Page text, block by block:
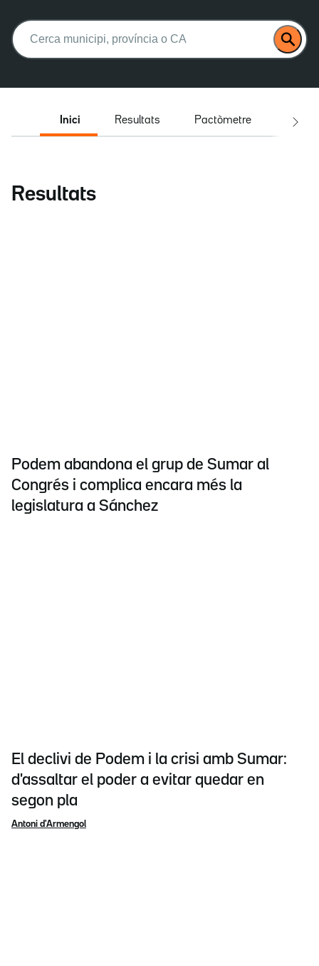
Buscar:
Inici Resultats Pactòmetre
Resultats
Podem abandona el grup de Sumar al
Congrés i complica encara més la
legislatura a Sánchez
El declivi de Podem i la crisi amb Sumar:
d'assaltar el poder a evitar quedar en
segon pla
Antoni d'Armengol